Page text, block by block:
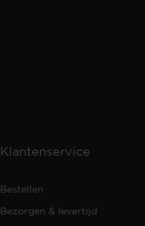
Klantenservice
Bestellen
Bezorgen & levertijd